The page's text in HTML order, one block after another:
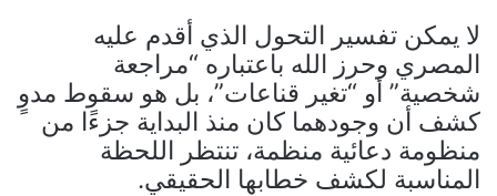
لا يمكن تفسير التحول الذي أقدم عليه
المصري وحرز الله باعتباره “مراجعة
شخصية” أو “تغير قناعات”، بل هو سقوط مدوٍ
كشف أن وجودهما كان منذ البداية جزءًا من
منظومة دعائية منظمة، تنتظر اللحظة
المناسبة لكشف خطابها الحقيقي.